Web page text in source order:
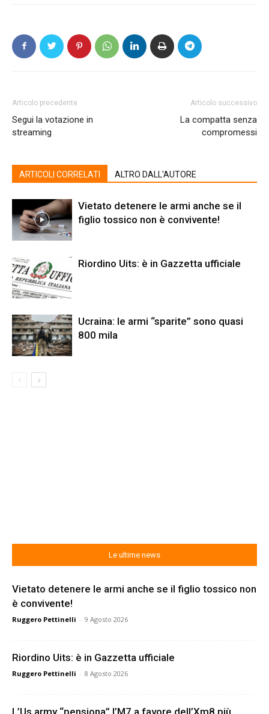
Articolo precedente
Segui la votazione in
streaming
Articolo successivo
La compatta senza
compromessi
ARTICOLI CORRELATI ALTRO DALL'AUTORE
Vietato detenere le armi anche se il
figlio tossico non è convivente!
Riordino Uits: è in Gazzetta ufficiale
Ucraina: le armi “sparite” sono quasi
800 mila
Le ultime news
Vietato detenere le armi anche se il figlio tossico non
è convivente!
Ruggero Pettinelli - 9 Agosto 2026
Riordino Uits: è in Gazzetta ufficiale
Ruggero Pettinelli - 8 Agosto 2026
L’Us army “pensiona” l’M7 a favore dell’Xm8 più